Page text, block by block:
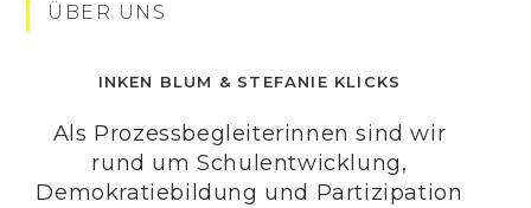
ÜBER UNS
INKEN BLUM & STEFANIE KLICKS
Als Prozessbegleiterinnen sind wir
rund um Schulentwicklung,
Demokratiebildung und Partizipation